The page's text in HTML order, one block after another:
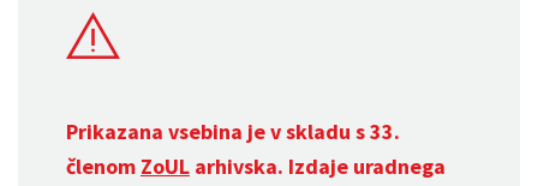
Prikazana vsebina je v skladu s 33.
členom ZoUL arhivska. Izdaje uradnega